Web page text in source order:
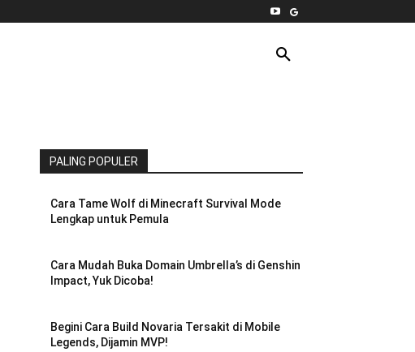
PALING POPULER
Cara Tame Wolf di Minecraft Survival Mode
Lengkap untuk Pemula
Cara Mudah Buka Domain Umbrella’s di Genshin
Impact, Yuk Dicoba!
Begini Cara Build Novaria Tersakit di Mobile
Legends, Dijamin MVP!